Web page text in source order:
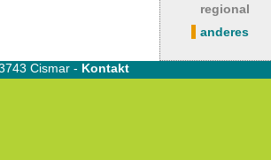
regional
anderes
Cismar - Kontakt